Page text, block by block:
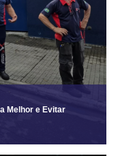
Melhor e Evitar